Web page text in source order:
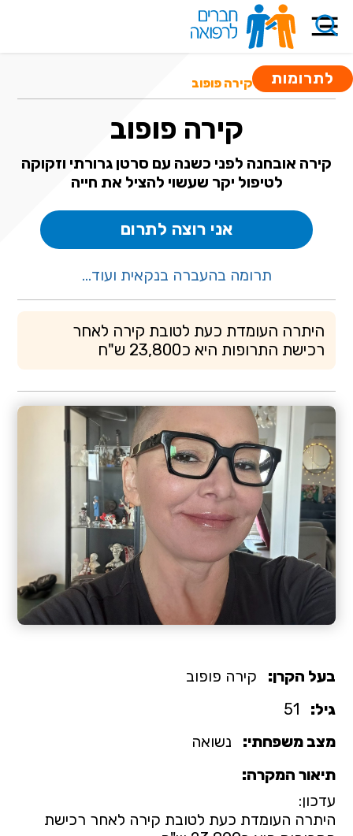
לתרומות
קרנות סיוע / קירה פופוב
קירה פופוב
קירה אובחנה לפני כשנה עם סרטן גרורתי וזקוקה
לטיפול יקר שעשוי להציל את חייה
אני רוצה לתרום
תרומה בהעברה בנקאית ועוד...
היתרה העומדת כעת לטובת קירה לאחר
רכישת התרופות היא כ23,800 ש"ח
בעל הקרן:
קירה פופוב
גיל:
51
מצב משפחתי:
נשואה
תיאור המקרה:
עדכון:
היתרה העומדת כעת לטובת קירה לאחר רכישת